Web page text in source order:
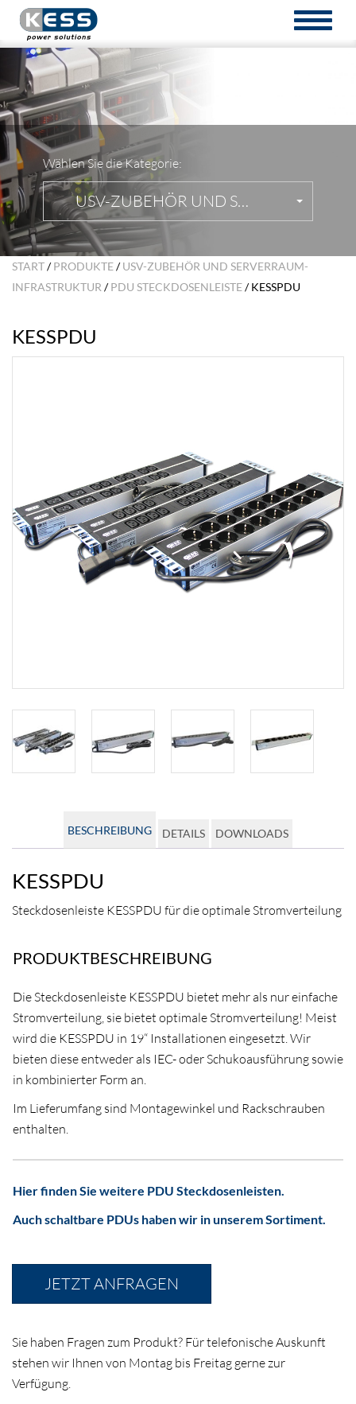
Wählen Sie die Kategorie:
USV-ZUBEHÖR UND SERVERRAUM-
START/PRODUKTE/USV-ZUBEHÖR UND SERVERRAUM-
INFRASTRUKTUR /PDU STECKDOSENLEISTE/ KESSPDU
KESSPDU
BESCHREIBUNG DETAILS DOWNLOADS
KESSPDU
Steckdosenleiste KESSPDU für die optimale Stromverteilung
PRODUKTBESCHREIBUNG
Die Steckdosenleiste KESSPDU bietet mehr als nur einfache
Stromverteilung, sie bietet optimale Stromverteilung! Meist
wird die KESSPDU in 19“ Installationen eingesetzt. Wir
bieten diese entweder als IEC- oder Schukoausführung sowie
in kombinierter Form an.
Im Lieferumfang sind Montagewinkel und Rackschrauben
enthalten.
Hier finden Sie weitere PDU Steckdosenleisten.
Auch schaltbare PDUs haben wir in unserem Sortiment.
JETZT ANFRAGEN
Sie haben Fragen zum Produkt? Für telefonische Auskunft
stehen wir Ihnen von Montag bis Freitag gerne zur
Verfügung.